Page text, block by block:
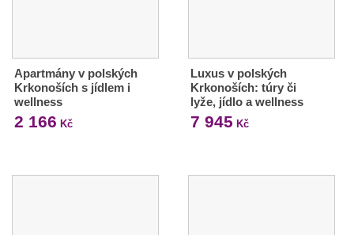
Apartmány v polských
Krkonoších s jídlem i
wellness
2 166 Kč
Luxus v polských
Krkonoších: túry či
lyže, jídlo a wellness
7 945 Kč